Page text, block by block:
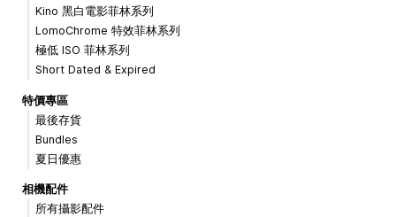
Kino 黑白電影菲林系列
LomoChrome 特效菲林系列
極低 ISO 菲林系列
Short Dated & Expired
特價專區
最後存貨
Bundles
夏日優惠
相機配件
所有攝影配件